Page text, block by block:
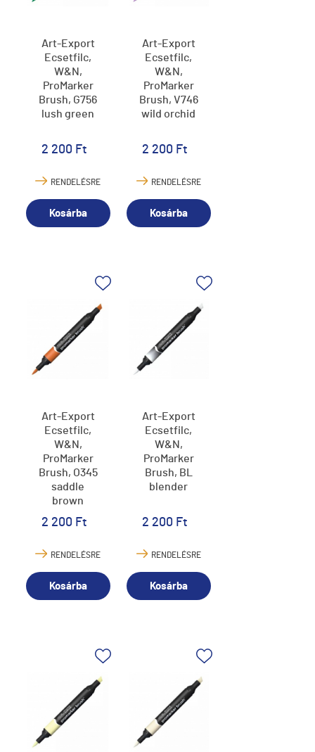
Art-Export
Ecsetfilc,
W&N,
ProMarker
Brush, G756
lush green
2 200 Ft
RENDELÉSRE
Kosárba
Art-Export
Ecsetfilc,
W&N,
ProMarker
Brush, V746
wild orchid
2 200 Ft
RENDELÉSRE
Kosárba
Art-Export
Ecsetfilc,
W&N,
ProMarker
Brush, O345
saddle
brown
2 200 Ft
RENDELÉSRE
Kosárba
Art-Export
Ecsetfilc,
W&N,
ProMarker
Brush, BL
blender
2 200 Ft
RENDELÉSRE
Kosárba